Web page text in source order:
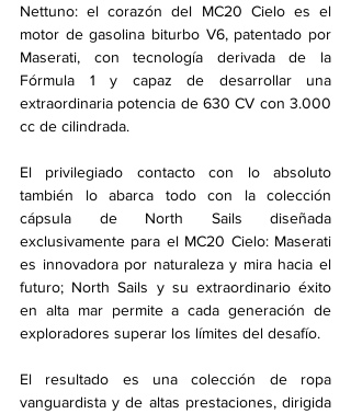
Nettuno: el corazón del MC20 Cielo es el
motor de gasolina biturbo V6, patentado por
Maserati, con tecnología derivada de la
Fórmula 1 y capaz de desarrollar una
extraordinaria potencia de 630 CV con 3.000
cc de cilindrada.
El privilegiado contacto con lo absoluto
también lo abarca todo con la colección
cápsula de North Sails diseñada
exclusivamente para el MC20 Cielo: Maserati
es innovadora por naturaleza y mira hacia el
futuro; North Sails y su extraordinario éxito
en alta mar permite a cada generación de
exploradores superar los límites del desafío.
El resultado es una colección de ropa
vanguardista y de altas prestaciones, dirigida